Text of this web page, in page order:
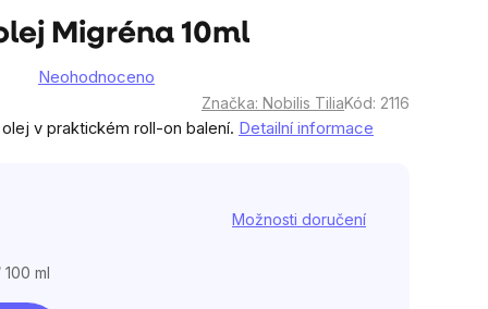
Migréna 10ml
Neohodnoceno
Značka: Nobilis TiliaKód: 2116
v praktickém roll-on balení. Detailní informace
Možnosti doručení
ml